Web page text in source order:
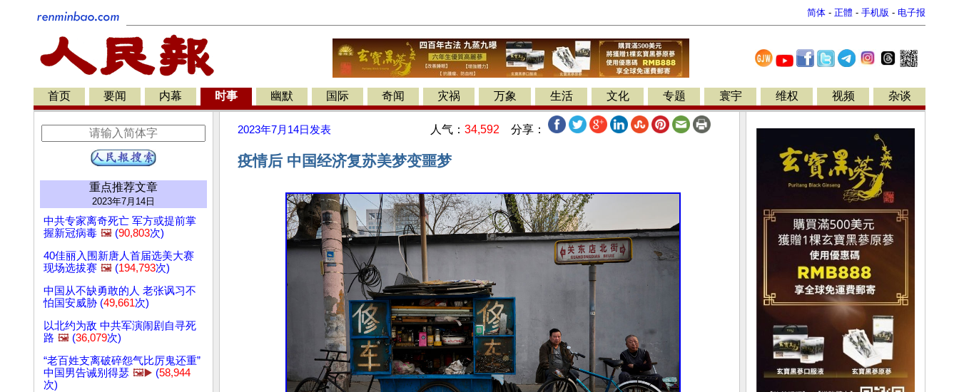
简体 - 正體 - 手机版 - 电子报
首页 要闻 内幕 时事 幽默 国际 奇闻 灾祸 万象 生活 文化 专题 寰宇 维权 视频 杂谈
重点推荐文章
2023年7月14日
中共专家离奇死亡 军方或提前掌
握新冠病毒 🖼️ (90,803次)
40佳丽入围新唐人首届选美大赛
现场选拔赛 🖼️ (194,793次)
中国从不缺勇敢的人 老张讽习不
怕国安威胁 (49,661次)
以北约为敌 中共军演闹剧自寻死
路 🖼️ (36,079次)
“老百姓支离破碎怨气比厉鬼还重”
中国男告诫别得瑟 🖼️▶️ (58,944
次)
2023年7月14日 发表 人气： 34,592 分享：
疫情后 中国经济复苏美梦变噩梦